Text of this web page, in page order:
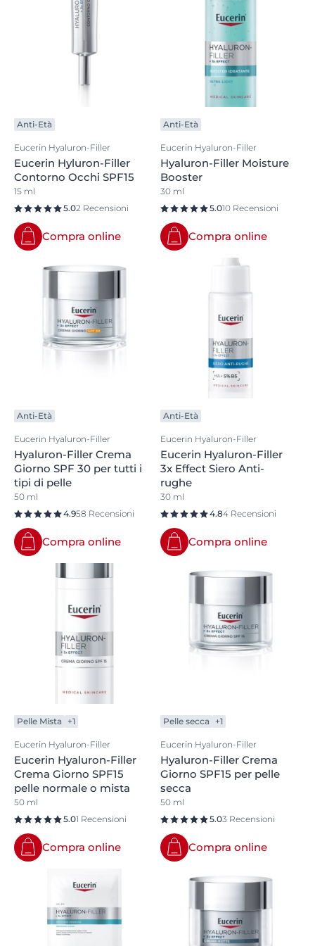
Anti-Età
Eucerin Hyaluron-Filler
Eucerin Hyluron-Filler
Contorno Occhi SPF15
15 ml
5.02 Recensioni
Compra online
Anti-Età
Eucerin Hyaluron-Filler
Hyaluron-Filler Moisture
Booster
30 ml
5.010 Recensioni
Compra online
Anti-Età
Eucerin Hyaluron-Filler
Hyaluron-Filler Crema
Giorno SPF 30 per tutti i
tipi di pelle
50 ml
4.958 Recensioni
Compra online
Anti-Età
Eucerin Hyaluron-Filler
Eucerin Hyaluron-Filler
3x Effect Siero Anti-
rughe
30 ml
4.84 Recensioni
Compra online
Pelle Mista +1
Eucerin Hyaluron-Filler
Eucerin Hyaluron-Filler
Crema Giorno SPF15
pelle normale o mista
50 ml
5.01 Recensioni
Compra online
Pelle secca +1
Eucerin Hyaluron-Filler
Hyaluron-Filler Crema
Giorno SPF15 per pelle
secca
50 ml
5.03 Recensioni
Compra online